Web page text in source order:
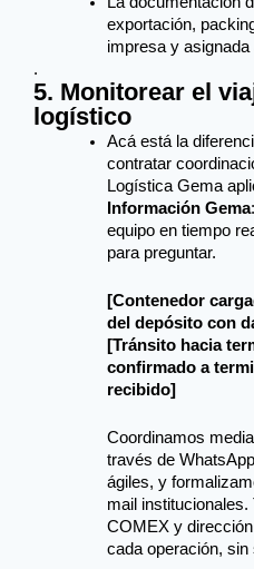
exportación,
impresa y
.
5. Monitorear el
logístico
Acá está la
contratar
Logística Gema
Información Gema
equipo en tiempo
para preguntar.
[Contenedor
del depósito con
[Tránsito hacia
confirmado a
recibido]
Coordinamos
través de
ágiles, y
mail institucionales.
COMEX y
cada operación, sin